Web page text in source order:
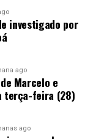
investigado por
ago
Marcelo e
terça-feira (28)
ago